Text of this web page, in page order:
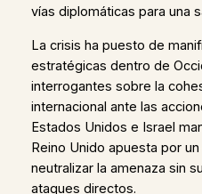
vías diplomáticas para una
La crisis ha puesto de
estratégicas dentro de
interrogantes sobre la
internacional ante las
Estados Unidos e Israel
Reino Unido apuesta por
neutralizar la amenaza sin
ataques directos.